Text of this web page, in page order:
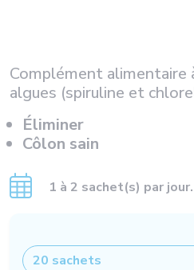
Complément alimentaire
algues (spiruline et
Éliminer
Côlon sain
1 à 2 sachet(s) par jour.